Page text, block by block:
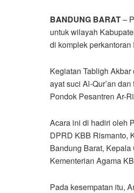
BANDUNG BARAT–
untuk wilayah
di komplek
Kegiatan Tabligh
ayat suci Al-Qur’an
Pondok Pesantren Ar-
Acara ini di hadiri oleh
DPRD KBB Rismanto,
Bandung Barat,
Kementerian Agama
Pada kesempatan itu,